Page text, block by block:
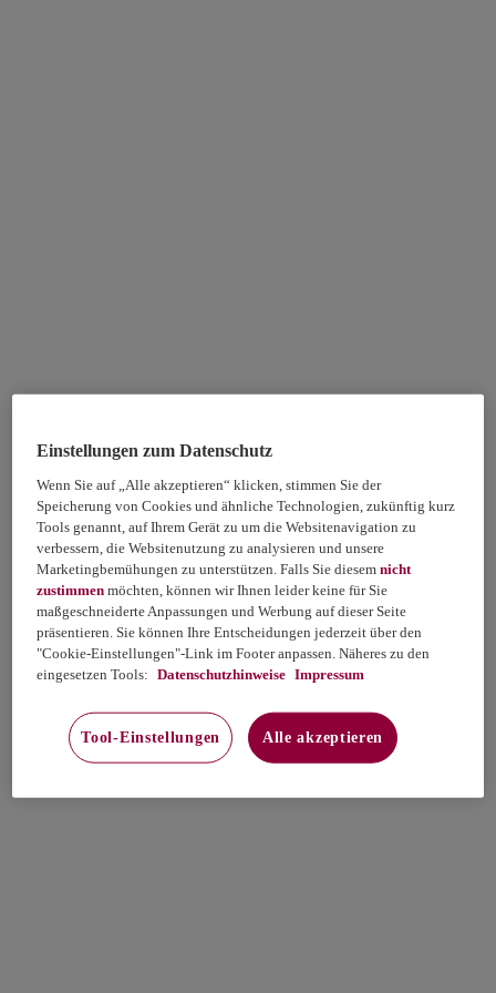
Einstellungen zum Datenschutz
Wenn Sie auf „Alle akzeptieren“ klicken, stimmen Sie der
Speicherung von Cookies und ähnliche Technologien, zukünftig kurz
Tools genannt, auf Ihrem Gerät zu um die Websitenavigation zu
verbessern, die Websitenutzung zu analysieren und unsere
Marketingbemühungen zu unterstützen. Falls Sie diesemnicht
zustimmen möchten, können wir Ihnen leider keine für Sie
maßgeschneiderte Anpassungen und Werbung auf dieser Seite
präsentieren. Sie können Ihre Entscheidungen jederzeit über den
"Cookie-Einstellungen"-Link im Footer anpassen. Näheres zu den
eingesetzen Tools: Datenschutzhinweise Impressum
Tool-Einstellungen Alle akzeptieren